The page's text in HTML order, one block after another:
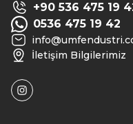
+90 536 475 19
0536 475 19 42
İletişim Bilgilerimiz